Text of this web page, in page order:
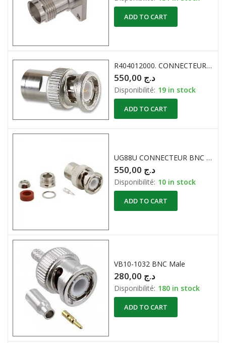
ADD TO CART
R404012000. CONNECTEUR BNC COAXIAL RF 75 ohm 1GHZ
د.ج
Disponibilité: 19 in stock
ADD TO CART
UG88U CONNECTEUR BNC RG58 RG141 50 Ohm
د.ج
Disponibilité: 10 in stock
ADD TO CART
VB10-1032 BNC Male
د.ج
Disponibilité: 180 in stock
ADD TO CART